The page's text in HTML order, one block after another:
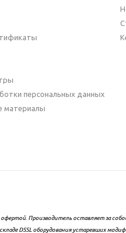
персональных данных
материалы
Производитель оставляет за
DSSL оборудования устаревших